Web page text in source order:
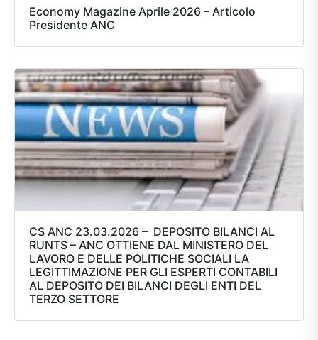
Economy Magazine Aprile 2026 – Articolo
Presidente ANC
CS ANC 23.03.2026 – DEPOSITO BILANCI AL
RUNTS – ANC OTTIENE DAL MINISTERO DEL
LAVORO E DELLE POLITICHE SOCIALI LA
LEGITTIMAZIONE PER GLI ESPERTI CONTABILI
AL DEPOSITO DEI BILANCI DEGLI ENTI DEL
TERZO SETTORE